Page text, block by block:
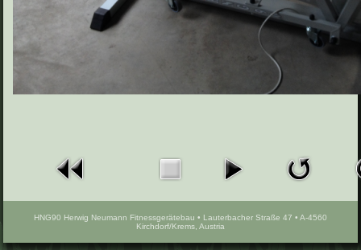
HNG90 Herwig Neumann Fitnessgerätebau • Lauterbacher Straße 47 • A-4560
Kirchdorf/Krems, Austria